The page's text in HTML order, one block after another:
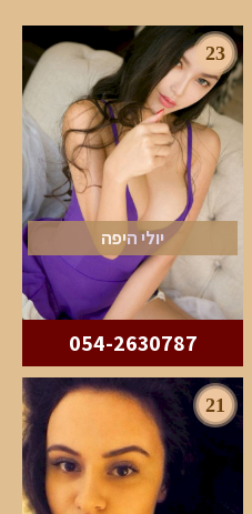
23
יולי היפה
054-2630787
21